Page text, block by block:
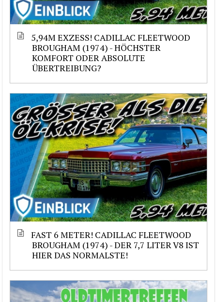
5,94M EXZESS! CADILLAC FLEETWOOD
BROUGHAM (1974) - HÖCHSTER
KOMFORT ODER ABSOLUTE
ÜBERTREIBUNG?
FAST 6 METER! CADILLAC FLEETWOOD
BROUGHAM (1974) - DER 7,7 LITER V8 IST
HIER DAS NORMALSTE!